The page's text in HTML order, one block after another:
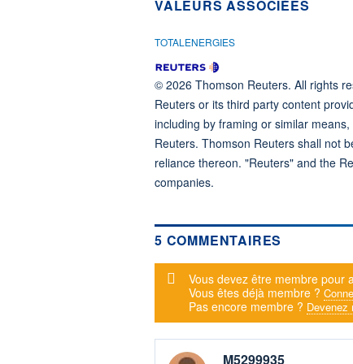
VALEURS ASSOCIÉES
TOTALENERGIES
© 2026 Thomson Reuters. All rights
Reuters or its third party content
including by framing or similar
Reuters. Thomson Reuters shall not
reliance thereon. "Reuters" and the
companies.
5 COMMENTAIRES
Message d'alerte
Vous devez être membre pour
Vous êtes déjà membre ?
Pas encore membre ? Devenez
M5299935